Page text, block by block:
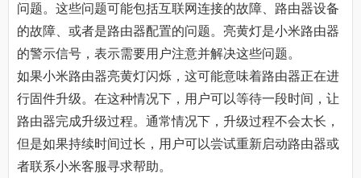
问题。这些问题可能包括互联网连接的故障、路由器设备
的故障、或者是路由器配置的问题。亮黄灯是小米路由器
的警示信号，表示需要用户注意并解决这些问题。
如果小米路由器亮黄灯闪烁，这可能意味着路由器正在进
行固件升级。在这种情况下，用户可以等待一段时间，让
路由器完成升级过程。通常情况下，升级过程不会太长，
但是如果持续时间过长，用户可以尝试重新启动路由器或
者联系小米客服寻求帮助。